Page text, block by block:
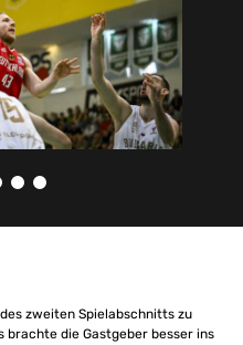
zweiten Spielabschnitts zu
brachte die Gastgeber besser ins